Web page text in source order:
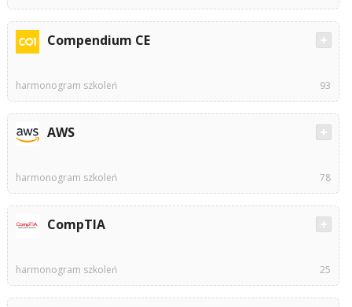
Compendium CE
harmonogram szkoleń 93
AWS
harmonogram szkoleń 78
CompTIA
harmonogram szkoleń 25